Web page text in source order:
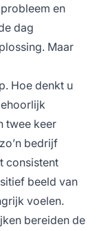
en
dag
Maar
Hoe denkt u
twee keer
bedrijf
consistent
beeld van
voelen.
bereiden de